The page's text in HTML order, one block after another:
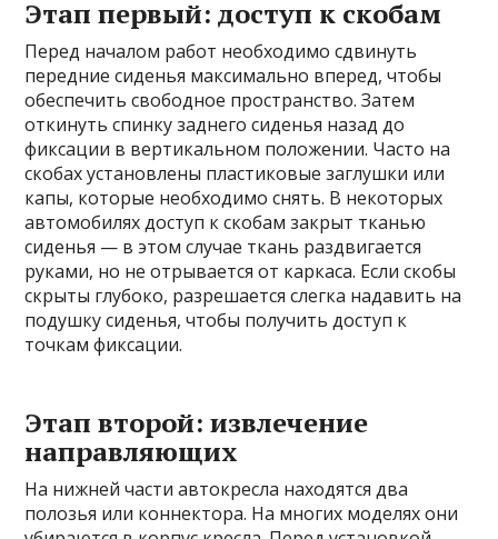
Этап первый: доступ к скобам
Перед началом работ необходимо сдвинуть
передние сиденья максимально вперед, чтобы
обеспечить свободное пространство. Затем
откинуть спинку заднего сиденья назад до
фиксации в вертикальном положении. Часто на
скобах установлены пластиковые заглушки или
капы, которые необходимо снять. В некоторых
автомобилях доступ к скобам закрыт тканью
сиденья — в этом случае ткань раздвигается
руками, но не отрывается от каркаса. Если скобы
скрыты глубоко, разрешается слегка надавить на
подушку сиденья, чтобы получить доступ к
точкам фиксации.
Этап второй: извлечение
направляющих
На нижней части автокресла находятся два
полозья или коннектора. На многих моделях они